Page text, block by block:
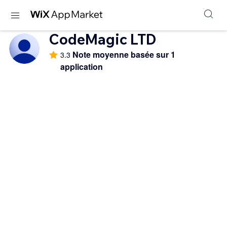
CodeMagic LTD
3.3 Note moyenne basée sur 1
application